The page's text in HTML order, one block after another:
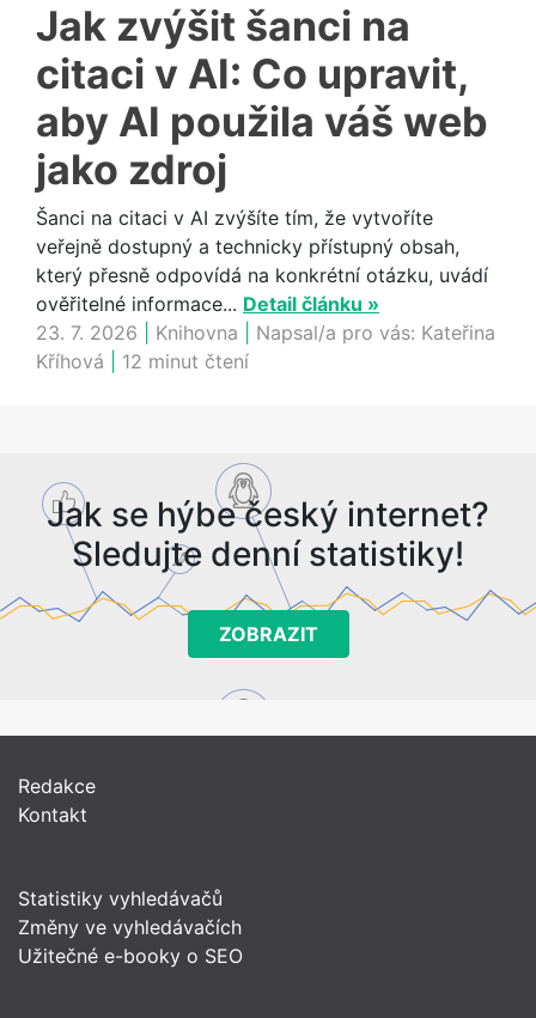
Jak zvýšit šanci na
citaci v AI: Co upravit,
aby AI použila váš web
jako zdroj
Šanci na citaci v AI zvýšíte tím, že vytvoříte
veřejně dostupný a technicky přístupný obsah,
který přesně odpovídá na konkrétní otázku, uvádí
ověřitelné informace... Detail článku »
23. 7. 2026
Knihovna Napsal/a pro vás: Kateřina
Kříhová
12 minut čtení
Jak se hýbe český internet?
Sledujte denní statistiky!
ZOBRAZIT
Redakce
Kontakt
Statistiky vyhledávačů
Změny ve vyhledávačích
Užitečné e-booky o SEO